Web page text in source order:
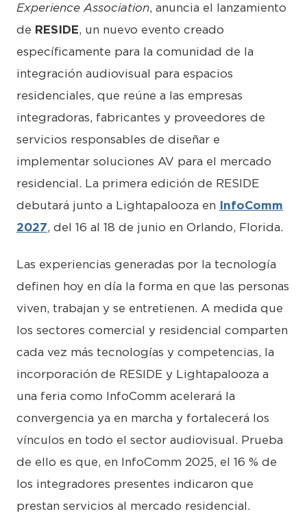
Experience Association, anuncia el lanzamiento
de RESIDE, un nuevo evento creado
específicamente para la comunidad de la
integración audiovisual para espacios
residenciales, que reúne a las empresas
integradoras, fabricantes y proveedores de
servicios responsables de diseñar e
implementar soluciones AV para el mercado
residencial. La primera edición de RESIDE
debutará junto a Lightapalooza en InfoComm
2027, del 16 al 18 de junio en Orlando, Florida.
Las experiencias generadas por la tecnología
definen hoy en día la forma en que las personas
viven, trabajan y se entretienen. A medida que
los sectores comercial y residencial comparten
cada vez más tecnologías y competencias, la
incorporación de RESIDE y Lightapalooza a
una feria como InfoComm acelerará la
convergencia ya en marcha y fortalecerá los
vínculos en todo el sector audiovisual. Prueba
de ello es que, en InfoComm 2025, el 16 % de
los integradores presentes indicaron que
prestan servicios al mercado residencial.